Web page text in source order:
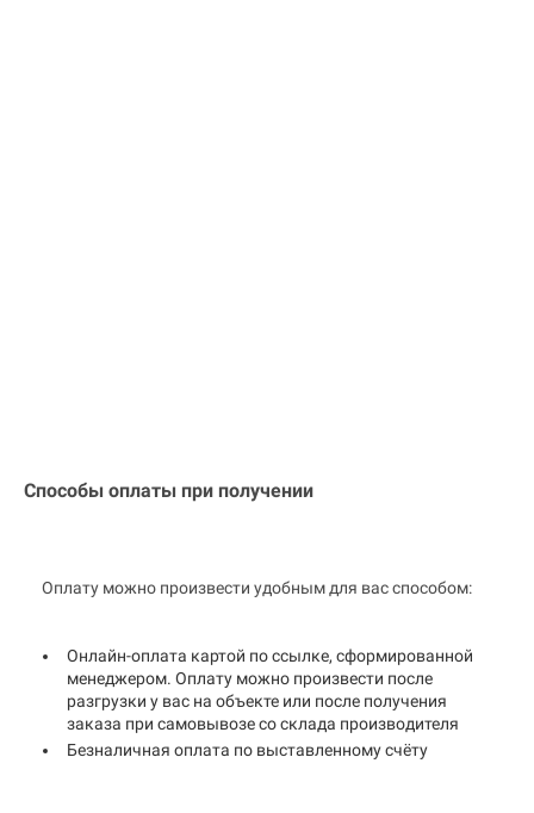
Способы оплаты при получении
Оплату можно произвести удобным для вас способом:
Онлайн-оплата картой по ссылке, сформированной
менеджером. Оплату можно произвести после
разгрузки у вас на объекте или после получения
заказа при самовывозе со склада производителя
Безналичная оплата по выставленному счёту